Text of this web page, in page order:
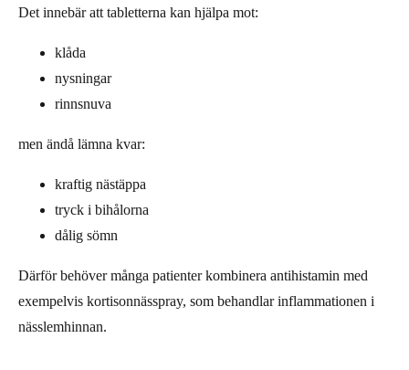
Det innebär att tabletterna kan hjälpa mot:
klåda
nysningar
rinnsnuva
men ändå lämna kvar:
kraftig nästäppa
tryck i bihålorna
dålig sömn
Därför behöver många patienter kombinera antihistamin med
exempelvis kortisonnässpray, som behandlar inflammationen i
nässlemhinnan.